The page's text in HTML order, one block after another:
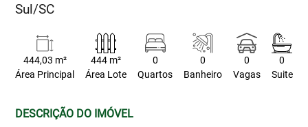
Sul/SC
444,03 m²
Área Principal
444 m²
Área Lote
0
Quartos
0
Banheiro
0
Vagas
0
Suite
DESCRIÇÃO DO IMÓVEL